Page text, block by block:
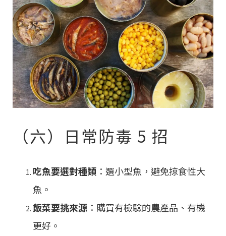
（六）日常防毒 5 招
吃魚要選對種類 ：選小型魚，避免掠食性大
魚。
飯菜要挑來源 ：購買有檢驗的農產品、有機
更好。